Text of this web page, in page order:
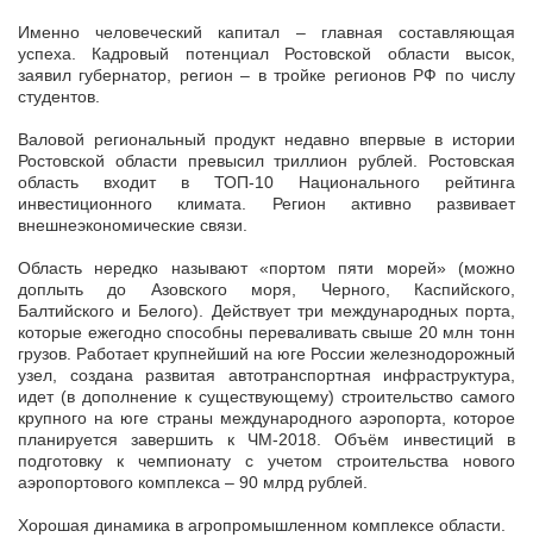
Именно человеческий капитал – главная составляющая
успеха. Кадровый потенциал Ростовской области высок,
заявил губернатор, регион – в тройке регионов РФ по числу
студентов.
Валовой региональный продукт недавно впервые в истории
Ростовской области превысил триллион рублей. Ростовская
область входит в ТОП-10 Национального рейтинга
инвестиционного климата. Регион активно развивает
внешнеэкономические связи.
Область нередко называют «портом пяти морей» (можно
доплыть до Азовского моря, Черного, Каспийского,
Балтийского и Белого). Действует три международных порта,
которые ежегодно способны переваливать свыше 20 млн тонн
грузов. Работает крупнейший на юге России железнодорожный
узел, создана развитая автотранспортная инфраструктура,
идет (в дополнение к существующему) строительство самого
крупного на юге страны международного аэропорта,
которое
планируется завершить к ЧМ-2018. Объём инвестиций в
подготовку к чемпионату с учетом строительства нового
аэропортового комплекса – 90 млрд рублей.
Хорошая динамика в агропромышленном комплексе области.